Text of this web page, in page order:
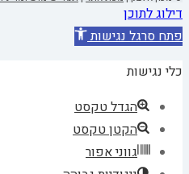
דילוג לתוכן
פתח סרגל נגישות
כלי נגישות
הגדל טקסט
הקטן טקסט
גווני אפור